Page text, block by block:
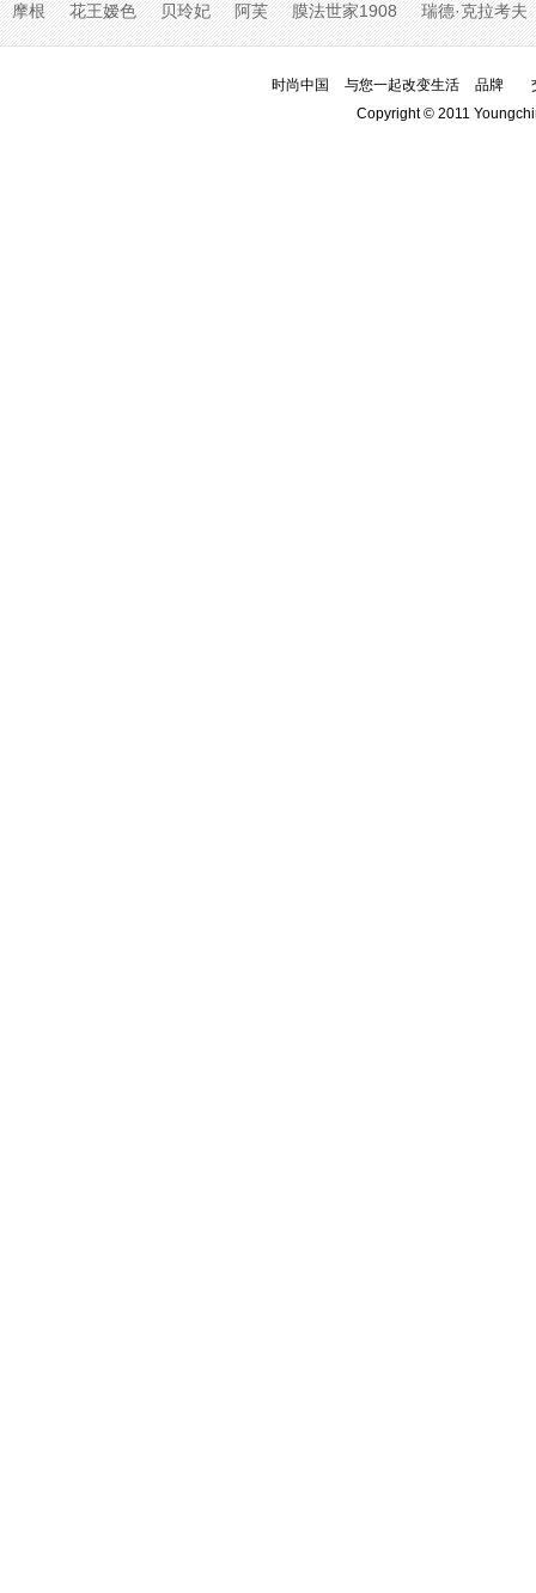
摩根 花王嫒色 贝玲妃 阿芙 膜法世家1908 瑞德·克拉考夫
时尚中国 与您一起改变生活 品牌
Copyright © 2011